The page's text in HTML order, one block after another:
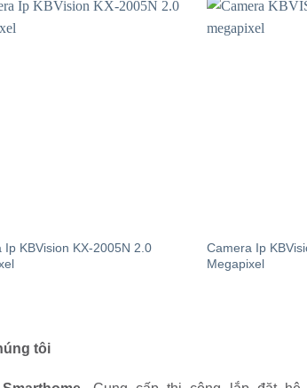
Ip KBVision KX-2005N 2.0
Camera Ip
Megapixel
tôi